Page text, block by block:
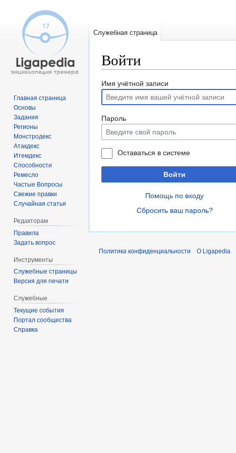
Войти
Перейти
навигации
Перейти
поиску
Имя учётной записи
Пароль
Оставаться в системе
Войти
Помощь по входу
Сбросить ваш пароль?
Служебная страница
Главная страница
Основы
Задания
Регионы
Монстродекс
Атакдекс
Итемдекс
Способности
Ремесло
Частые Вопросы
Свежие правки
Случайная статья
Редакторам
Правила
Задать вопрос
Инструменты
Служебные страницы
Версия для печати
Служебные
Текущие события
Портал сообщества
Справка
Политика конфиденциальности О Ligapedia